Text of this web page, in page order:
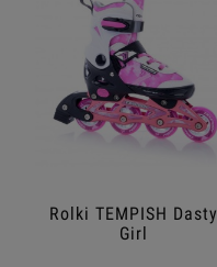
Rolki TEMPISH Dasty
Girl